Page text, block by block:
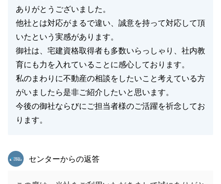
ありがとうございました。
他社とは対応がまるで違い、誠意を持って対応して頂
いたという実感があります。
御社は、宅建資格取得者も多数いらっしゃり、社内教
育にも力を入れていることに感心しております。
私のまわりに不動産の相談をしたいこと考えている方
がいましたら是非ご紹介したいと思います。
今後の御社ならびにご担当者様のご活躍を祈念してお
ります。
東急リバブル
センターからの返答